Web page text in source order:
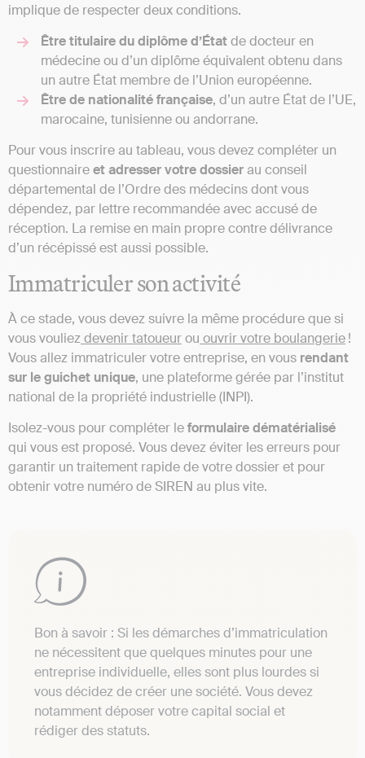
implique de respecter deux conditions.
Être titulaire du diplôme d’Étatde docteur en
médecine ou d’un diplôme équivalent obtenu dans
un autre État membre de l’Union européenne.
Être de nationalité française, d’un autre État de l’UE,
marocaine, tunisienne ou andorrane.
Pour vous inscrire au tableau, vous devez compléter un
questionnaireet adresser votre dossierau conseil
départemental de l’Ordre des médecins dont vous
dépendez, par lettre recommandée avec accusé de
réception. La remise en main propre contre délivrance
d’un récépissé est aussi possible.
Immatriculer son activité
À ce stade, vous devez suivre la même procédure que si
vous vouliezdevenir tatoueurou ouvrir votre boulangerie!
Vous allez immatriculer votre entreprise, en vous rendant
sur le guichet unique, une plateforme gérée par l’institut
national de la propriété industrielle (INPI).
Isolez-vous pour compléter leformulaire dématérialisé
qui vous est proposé. Vous devez éviter les erreurs pour
garantir un traitement rapide de votre dossier et pour
obtenir votre numéro de SIREN au plus vite.
Bon à savoir : Si les démarches d’immatriculation
ne nécessitent que quelques minutes pour une
entreprise individuelle, elles sont plus lourdes si
vous décidez de créer une société. Vous devez
notamment déposer votre capital social et
rédiger des statuts.